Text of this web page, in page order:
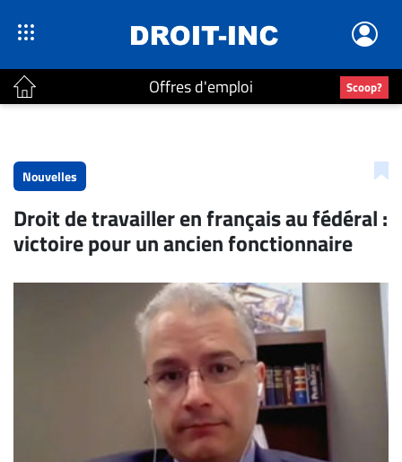
Offres d'emploi Scoop?
Accueil
Continu
Nominations
Bureaux
CARRIÈRE
Nouvelles
Droit de travailler en français au fédéral :
victoire pour un ancien fonctionnaire